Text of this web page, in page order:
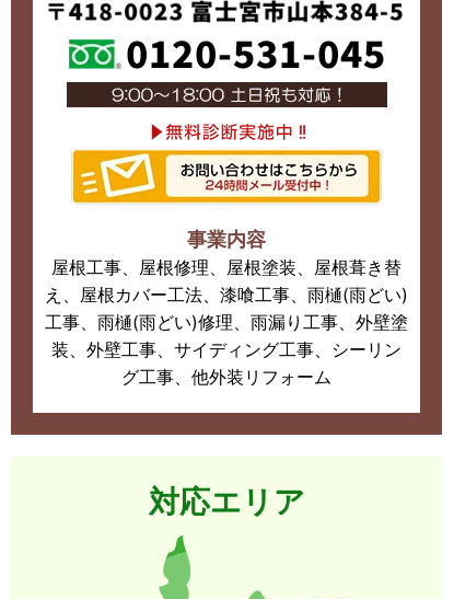
事業内容
屋根工事、屋根修理、屋根塗装、屋根葺き替
え、屋根カバー工法、漆喰工事、雨樋(雨どい)
工事、雨樋(雨どい)修理、雨漏り工事、外壁塗
装、外壁工事、サイディング工事、シーリン
グ工事、他外装リフォーム
対応エリア